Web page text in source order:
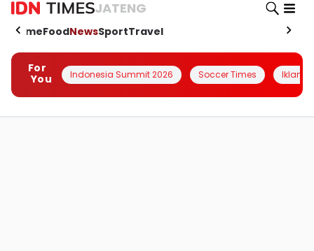
JATENG
HomeFoodNewsSportTravel
For
You
Indonesia Summit 2026 Soccer Times Iklanin